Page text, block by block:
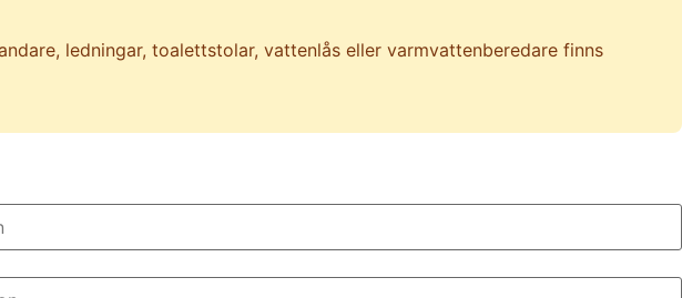
ledningar, toalettstolar, vattenlås eller varmvattenberedare finns